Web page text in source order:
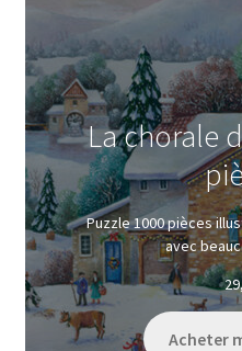
La chorale
Puzzle 1000 pièces
avec
Acheter